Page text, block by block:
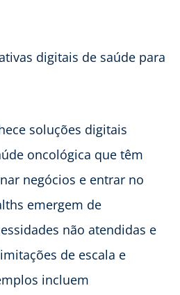
digitais de saúde para
soluções digitais
oncológica que têm
negócios e entrar no
emergem de
não atendidas e
de escala e
incluem